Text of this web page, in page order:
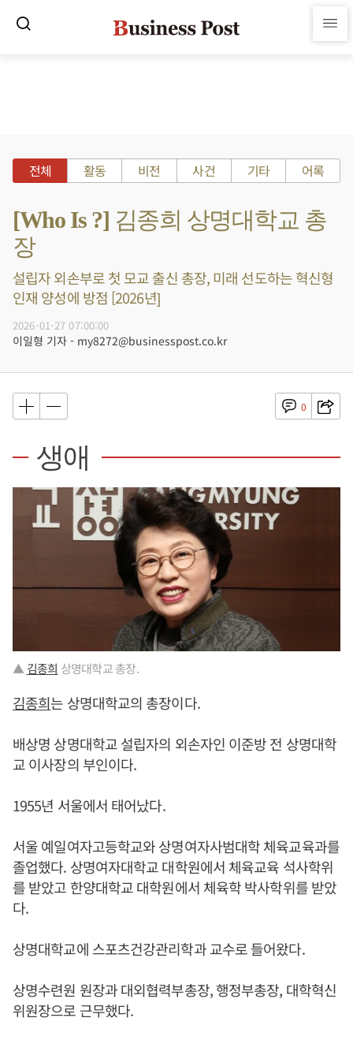
전체 활동 비전 사건 기타 어록
[Who Is ?] 김종희 상명대학교 총
장
설립자 외손부로 첫 모교 출신 총장, 미래 선도하는 혁신형
인재 양성에 방점 [2026년]
2026-01-27 07:00:00
이일형 기자 - my8272@businesspost.co.kr
0
생애
▲ 김종희 상명대학교 총장.
김종희는 상명대학교의 총장이다.
배상명 상명대학교 설립자의 외손자인 이준방 전 상명대학
교 이사장의 부인이다.
1955년 서울에서 태어났다.
서울 예일여자고등학교와 상명여자사범대학 체육교육과를
졸업했다. 상명여자대학교 대학원에서 체육교육 석사학위
를 받았고 한양대학교 대학원에서 체육학 박사학위를 받았
다.
상명대학교에 스포츠건강관리학과 교수로 들어왔다.
상명수련원 원장과 대외협력부총장, 행정부총장, 대학혁신
위원장으로 근무했다.